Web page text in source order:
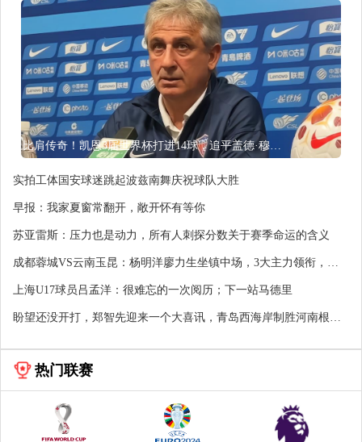
比肩传奇！凯恩3届世界杯打进14球，追平盖德·穆勒并排前史第5
实拍工体国安球迷跳起波兹南舞庆祝球队大胜
早报：我家夏窗常翻开，敞开怀有等你
苏亚雷斯：压力也是动力，所有人刺探分数关于赛季命运的含义
成都蓉城VS云南玉昆：杨明洋廖力生坐镇中场，3大主力领衔，费
上海U17球员吕孟洋：很难忘的一次阅历；下一站马德里
盼望还没开打，郑智先迎来一个大喜讯，青岛西海岸制胜河南根本
热门联赛